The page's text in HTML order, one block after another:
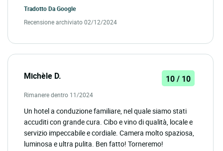
Tradotto DaGoogle
Recensione archiviato 02/12/2024
Michèle D. 10 / 10
Rimanere dentro 11/2024
Un hotel a conduzione familiare, nel quale siamo stati
accuditi con grande cura. Cibo e vino di qualità, locale e
servizio impeccabile e cordiale. Camera molto spaziosa,
luminosa e ultra pulita. Ben fatto! Torneremo!